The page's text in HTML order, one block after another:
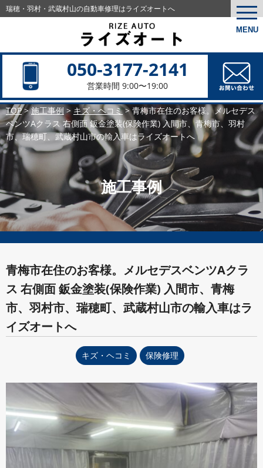
MENU
瑞穂・羽村・武蔵村山の自動車修理はライズオートへ
050-3177-2141
営業時間 9:00〜19:00
TOP>施工事例 > キズ・ヘコミ>青梅市在住のお客様。メルセデス
ベンツAクラス 右側面 鈑金塗装(保険作業) 入間市、青梅市、羽村
市、瑞穂町、武蔵村山市の輸入車はライズオートへ
施工事例
青梅市在住のお客様。メルセデスベンツAクラ
ス 右側面 鈑金塗装(保険作業) 入間市、青梅
市、羽村市、瑞穂町、武蔵村山市の輸入車はラ
イズオートへ
キズ・ヘコミ 保険修理